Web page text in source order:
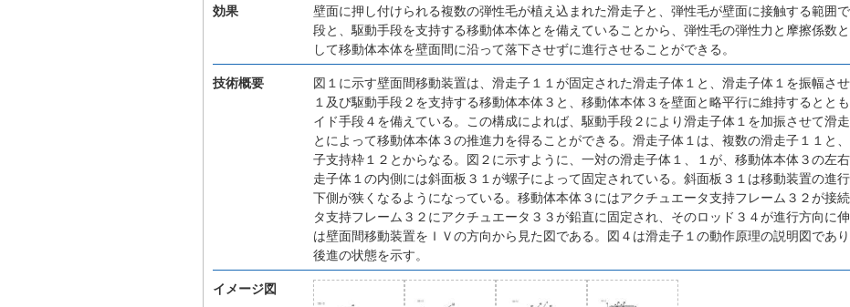
効果
壁面に押し付けられる複数の弾性毛が植え込まれた滑走子と、弾性毛が壁面に接触する範囲
段と、駆動手段を支持する移動体本体とを備えていることから、弾性毛の弾性力と摩擦係数
して移動体本体を壁面間に沿って落下させずに進行させることができる。
技術概要
図１に示す壁面間移動装置は、滑走子１１が固定された滑走子体１と、滑走子体１を振幅さ
１及び駆動手段２を支持する移動体本体３と、移動体本体３を壁面と略平行に維持するとと
イド手段４を備えている。この構成によれば、駆動手段２により滑走子体１を加振させて滑
とによって移動体本体３の推進力を得ることができる。滑走子体１は、複数の滑走子１１と
子支持枠１２とからなる。図２に示すように、一対の滑走子体１、１が、移動体本体３の左
走子体１の内側には斜面板３１が螺子によって固定されている。斜面板３１は移動装置の進
下側が狭くなるようになっている。移動体本体３にはアクチュエータ支持フレーム３２が接
タ支持フレーム３２にアクチュエータ３３が鉛直に固定され、そのロッド３４が進行方向に
は壁面間移動装置をＩＶの方向から見た図である。図４は滑走子１の動作原理の説明図であ
後進の状態を示す。
イメージ図